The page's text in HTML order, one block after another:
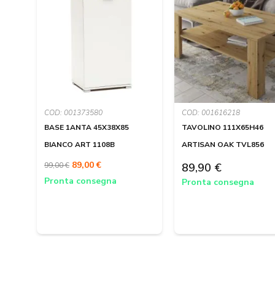
COD: 001373580
BASE 1ANTA 45X38X85
BIANCO ART 1108B
99,00 € 89,00 €
Pronta consegna
COD: 001616218
TAVOLINO 111X65H46
ARTISAN OAK TVL856
89,90 €
Pronta consegna